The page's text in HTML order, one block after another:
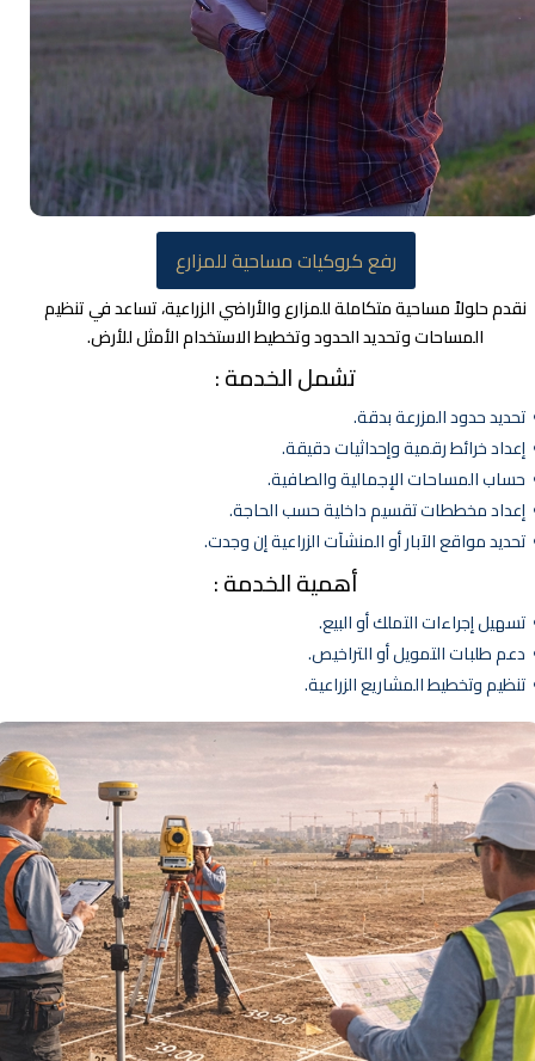
رفع كروكيات مساحية للمزارع
حلولاً مساحية متكاملة للمزارع والأراضي الزراعية، تساعد في تنظيم
المساحات وتحديد الحدود وتخطيط الاستخدام الأمثل للأرض.
تشمل الخدمة :
حدود المزرعة بدقة.
خرائط رقمية وإحداثيات دقيقة.
المساحات الإجمالية والصافية.
مخططات تقسيم داخلية حسب الحاجة.
مواقع الآبار أو المنشآت الزراعية إن وجدت.
أهمية الخدمة :
إجراءات التملك أو البيع.
طلبات التمويل أو التراخيص.
وتخطيط المشاريع الزراعية.